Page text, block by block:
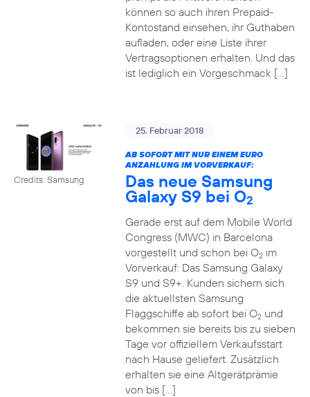
können so auch ihren Prepaid-
Kontostand einsehen, ihr Guthaben
aufladen, oder eine Liste ihrer
Vertragsoptionen erhalten. Und das
ist lediglich ein Vorgeschmack […]
Credits: Samsung
25. Februar 2018
AB SOFORT MIT NUR EINEM EURO
ANZAHLUNG IM VORVERKAUF:
Das neue Samsung
Galaxy S9 bei O2
Gerade erst auf dem Mobile World
Congress (MWC) in Barcelona
vorgestellt und schon bei O2im
Vorverkauf: Das Samsung Galaxy
S9 und S9+. Kunden sichern sich
die aktuellsten Samsung
Flaggschiffe ab sofort bei O2und
bekommen sie bereits bis zu sieben
Tage vor offiziellem Verkaufsstart
nach Hause geliefert. Zusätzlich
erhalten sie eine Altgerätprämie
von bis […]